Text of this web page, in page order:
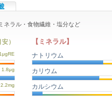
ネラル・食物繊維・塩分など
）
【ミネラル】
ナトリウム
カリウム
カルシウム